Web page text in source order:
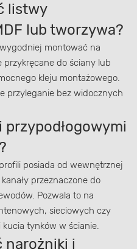
listwy
lub tworzywa?
montować na
do ściany lub
kleju montażowego.
przyleganie bez widocznych
przypodłogowymi
posiada od wewnętrznej
przeznaczone do
Pozwala to na
sieciowych czy
kucia tynków w ścianie.
narożniki i